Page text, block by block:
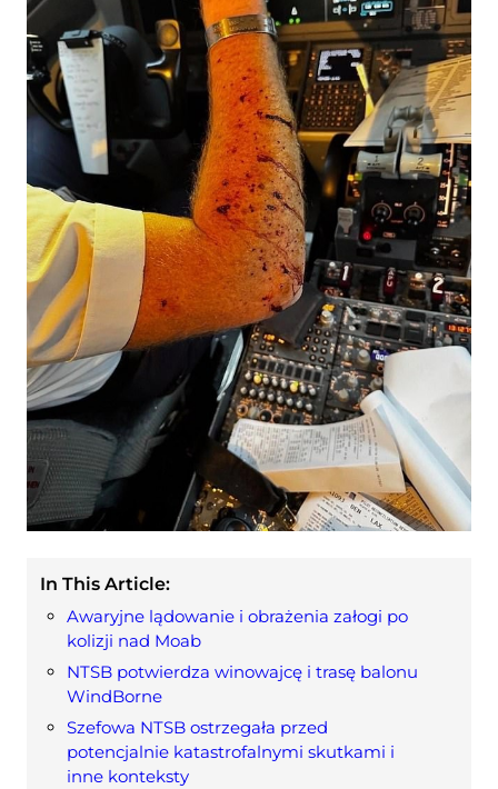
In This Article:
Awaryjne lądowanie i obrażenia załogi po
kolizji nad Moab
NTSB potwierdza winowajcę i trasę balonu
WindBorne
Szefowa NTSB ostrzegała przed
potencjalnie katastrofalnymi skutkami i
inne konteksty